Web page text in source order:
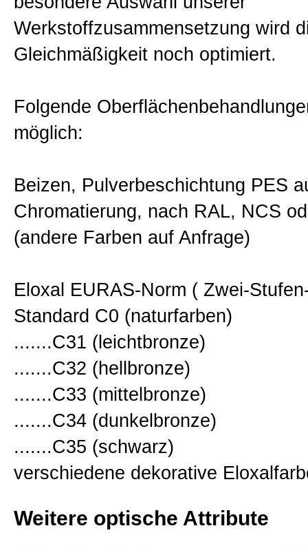
Werkstoffzusammensetzung wird
Gleichmäßigkeit noch optimiert.
Folgende
möglich:
Beizen, Pulverbeschichtung PES
Chromatierung, nach RAL, NCS
(andere Farben auf Anfrage)
Eloxal EURAS-Norm ( Zwei-
Standard C0 (naturfarben)
.......C31 (leichtbronze)
.......C32 (hellbronze)
.......C33 (mittelbronze)
.......C34 (dunkelbronze)
.......C35 (schwarz)
verschiedene dekorative
Weitere optische Attribute